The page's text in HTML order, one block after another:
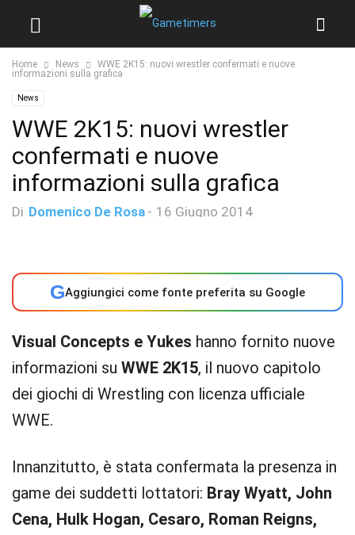
Home News
WWE 2K15: nuovi wrestler confermati e nuove
informazioni sulla grafica
News
WWE 2K15: nuovi wrestler
confermati e nuove
informazioni sulla grafica
Di Domenico De Rosa - 16 Giugno 2014
GAggiungici come fonte preferita su Google
Visual Concepts e Yukes hanno fornito nuove
informazioni su WWE 2K15, il nuovo capitolo
dei giochi di Wrestling con licenza ufficiale
WWE.
Innanzitutto, è stata confermata la presenza in
game dei suddetti lottatori: Bray Wyatt, John
Cena, Hulk Hogan, Cesaro, Roman Reigns,